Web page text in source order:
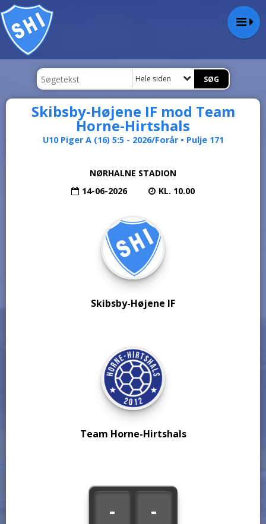
Hele siden
Skibsby-Højene IF mod Team
Horne-Hirtshals
U10 Piger A (16) 5:5 - 2026/Forår • Pulje 171
NØRHALNE STADION
14-06-2026
KL. 10.00
Skibsby-Højene IF
- -
Team Horne-Hirtshals